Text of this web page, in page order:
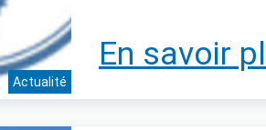
Actualité
En savoir